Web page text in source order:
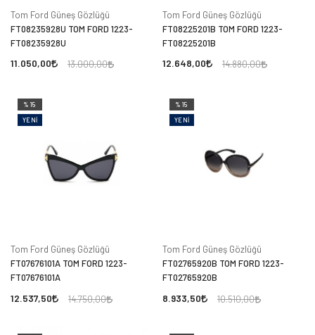
Tom Ford Güneş Gözlüğü
FT08235928U TOM FORD 1223-
FT08235928U
11.050,00 13.000,00
Tom Ford Güneş Gözlüğü
FT08225201B TOM FORD 1223-
FT08225201B
12.648,00 14.880,00
%15
YENI
Tom Ford Güneş Gözlüğü
FT07676101A TOM FORD 1223-
FT07676101A
12.537,50 14.750,00
%15
YENI
Tom Ford Güneş Gözlüğü
FT02765920B TOM FORD 1223-
FT02765920B
8.933,50 10.510,00